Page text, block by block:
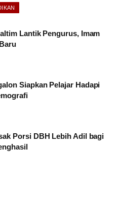
Lantik Pengurus, Imam
Siapkan Pelajar Hadapi
Porsi DBH Lebih Adil bagi